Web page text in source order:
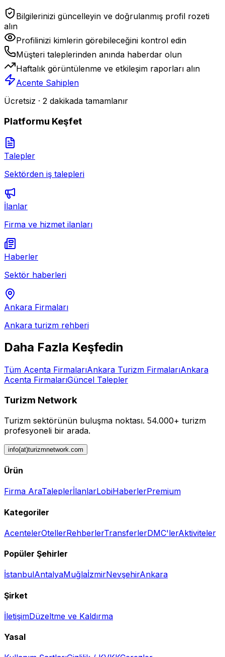
Bilgilerinizi güncelleyin ve doğrulanmış profil rozeti
alın
Profilinizi kimlerin görebileceğini kontrol edin
Müşteri taleplerinden anında haberdar olun
Haftalık görüntülenme ve etkileşim raporları alın
Acente Sahiplen
Ücretsiz · 2 dakikada tamamlanır
Platformu Keşfet
Talepler
Sektörden iş talepleri
İlanlar
Firma ve hizmet ilanları
Haberler
Sektör haberleri
Ankara Firmaları
Ankara turizm rehberi
Daha Fazla Keşfedin
Tüm Acenta FirmalarıAnkara Turizm FirmalarıAnkara
Acenta FirmalarıGüncel Talepler
Turizm Network
Turizm sektörünün buluşma noktası. 54.000+ turizm
profesyoneli bir arada.
info(at)turizmnetwork.com
Ürün
Firma AraTaleplerİlanlarLobiHaberlerPremium
Kategoriler
AcentelerOtellerRehberlerTransferlerDMC'lerAktiviteler
Popüler Şehirler
İstanbulAntalyaMuğlaİzmirNevşehirAnkara
Şirket
İletişimDüzeltme ve Kaldırma
Yasal